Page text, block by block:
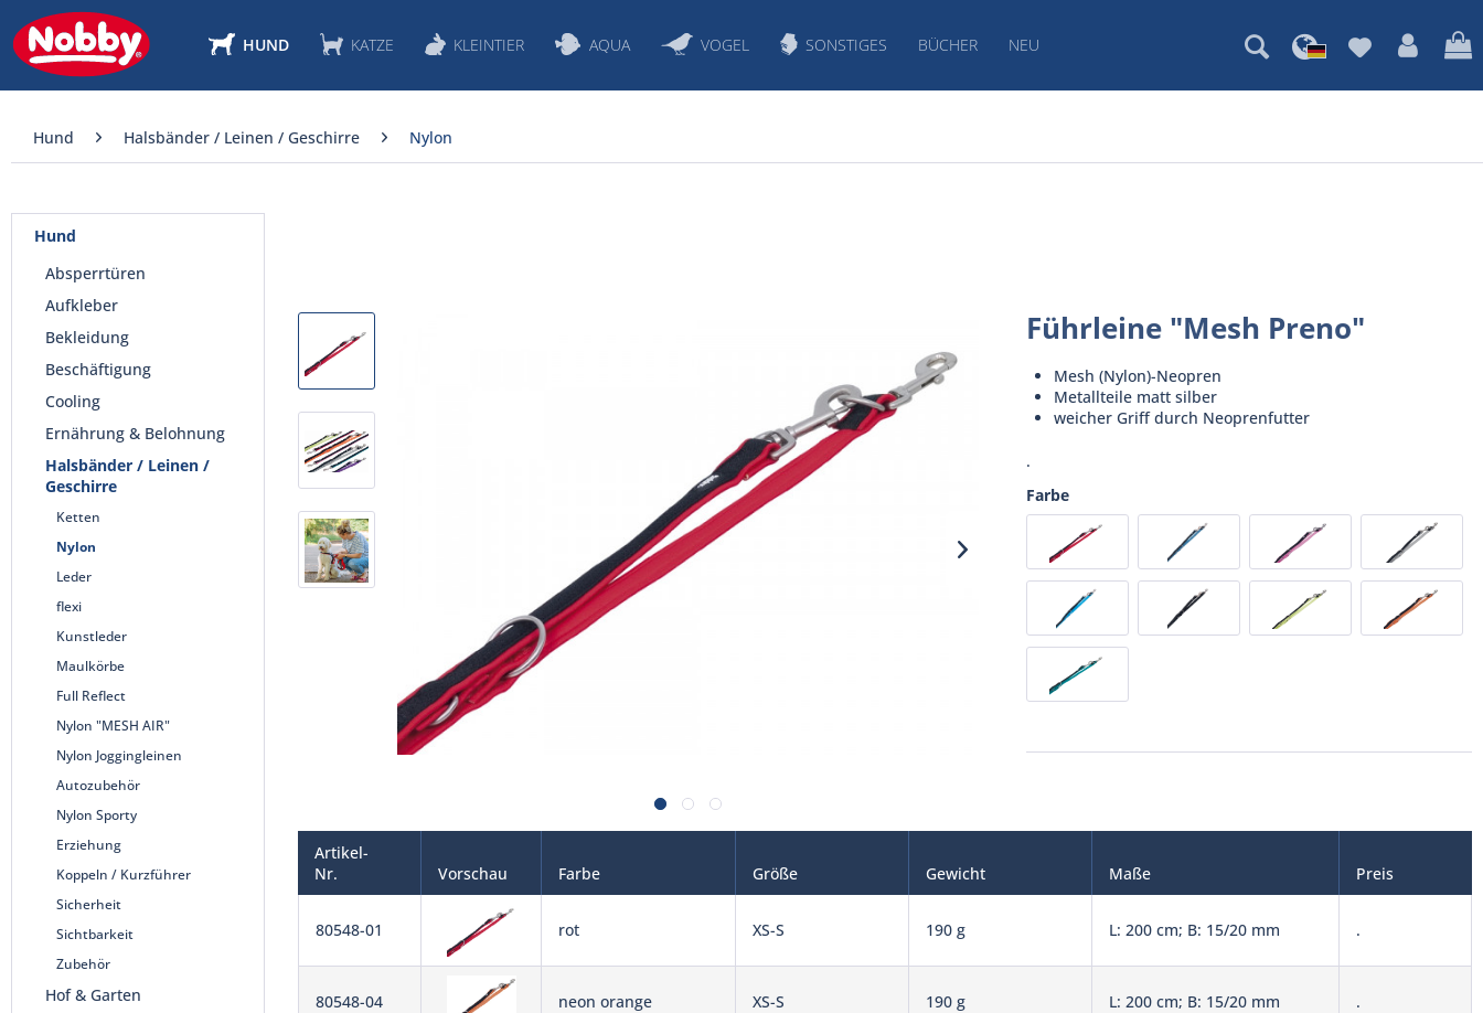
HUND KATZE KLEINTIER AQUA VOGEL SONSTIGES BÜCHER NEU
Hund Halsbänder / Leinen / Geschirre Nylon
Hund
Absperrtüren
Aufkleber
Bekleidung
Beschäftigung
Cooling
Ernährung & Belohnung
Halsbänder / Leinen /
Geschirre
Ketten
Nylon
Leder
flexi
Kunstleder
Maulkörbe
Full Reflect
Nylon "MESH AIR"
Nylon Joggingleinen
Autozubehör
Nylon Sporty
Erziehung
Koppeln / Kurzführer
Sicherheit
Sichtbarkeit
Zubehör
Hof & Garten
Führleine "Mesh Preno"
Mesh (Nylon)-Neopren
Metallteile matt silber
weicher Griff durch Neoprenfutter
.
Farbe
Artikel-
Nr.
Vorschau Farbe Größe Gewicht Maße Preis
80548-01 rot XS-S 190 g L: 200 cm; B: 15/20 mm .
80548-04 neon orange XS-S 190 g L: 200 cm; B: 15/20 mm .